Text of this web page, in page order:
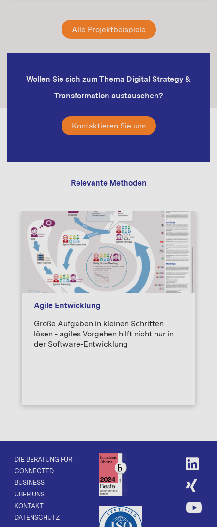
Alle Projektbeispiele
Wollen Sie sich zum Thema Digital Strategy &
Transformation austauschen?
Kontaktieren Sie uns
Relevante Methoden
Agile Entwicklung
Große Aufgaben in kleinen Schritten
lösen - agiles Vorgehen hilft nicht nur in
der Software-Entwicklung
DIE BERATUNG FÜR
CONNECTED
BUSINESS
ÜBER UNS
KONTAKT
DATENSCHUTZ